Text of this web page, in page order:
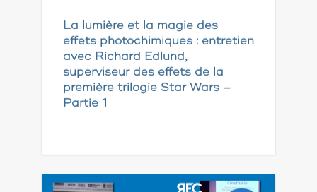
La lumière et la magie des
effets photochimiques : entretien
avec Richard Edlund,
superviseur des effets de la
première trilogie Star Wars –
Partie 1